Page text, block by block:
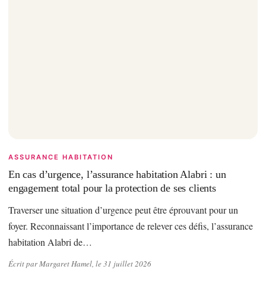
ASSURANCE HABITATION
En cas d’urgence, l’assurance habitation Alabri : un
engagement total pour la protection de ses clients
Traverser une situation d’urgence peut être éprouvant pour un
foyer. Reconnaissant l’importance de relever ces défis, l’assurance
habitation Alabri de…
Écrit par Margaret Hamel, le 31 juillet 2026